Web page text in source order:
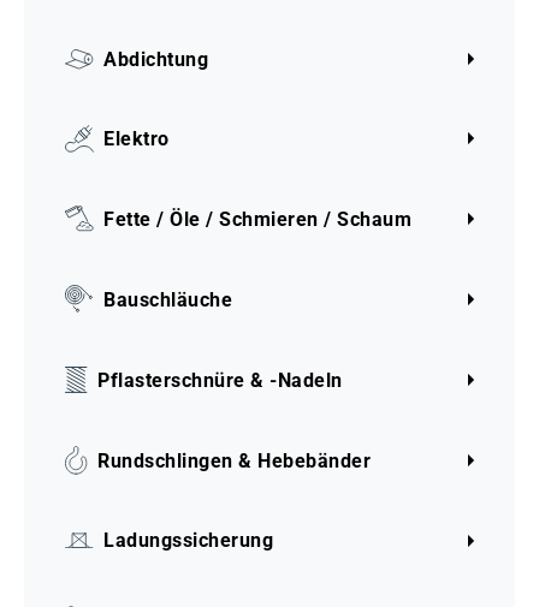
Abdichtung
Elektro
Fette / Öle / Schmieren / Schaum
Bauschläuche
Pflasterschnüre & -Nadeln
Rundschlingen & Hebebänder
Ladungssicherung